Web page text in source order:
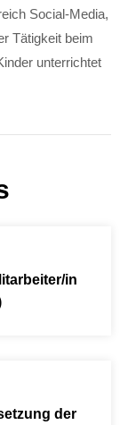
Social-Media,
Tätigkeit beim
unterrichtet
in
der